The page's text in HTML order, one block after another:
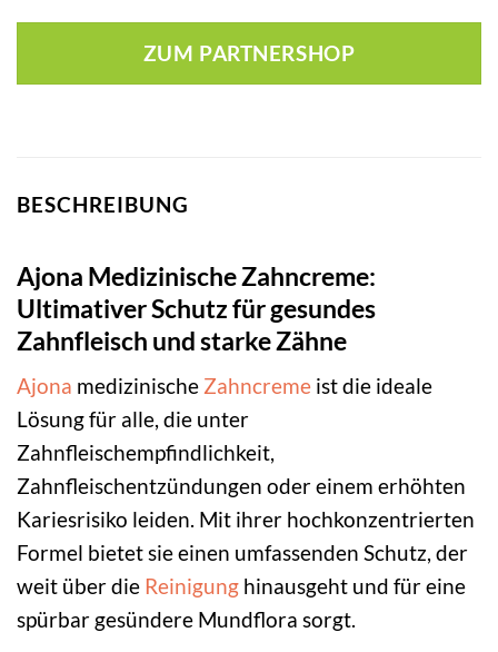
ZUM PARTNERSHOP
BESCHREIBUNG
Ajona Medizinische Zahncreme:
Ultimativer Schutz für gesundes
Zahnfleisch und starke Zähne
Ajona medizinische Zahncreme ist die ideale
Lösung für alle, die unter
Zahnfleischempfindlichkeit,
Zahnfleischentzündungen oder einem erhöhten
Kariesrisiko leiden. Mit ihrer hochkonzentrierten
Formel bietet sie einen umfassenden Schutz, der
weit über die Reinigung hinausgeht und für eine
spürbar gesündere Mundflora sorgt.